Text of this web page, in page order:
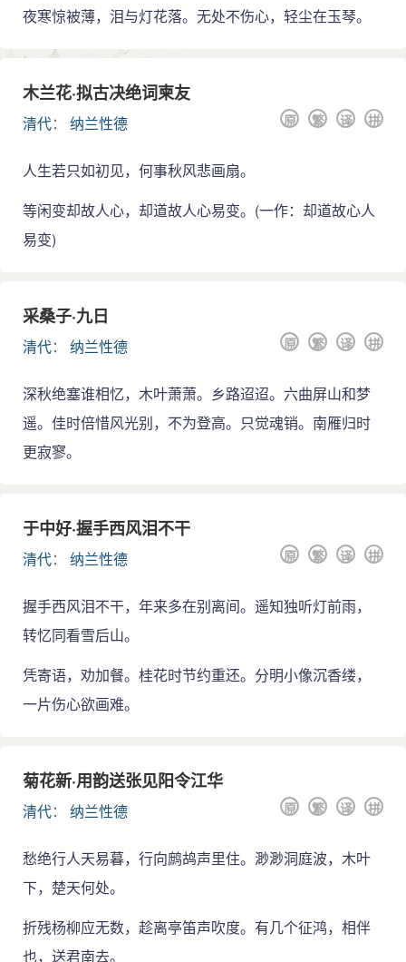
夜寒惊被薄，泪与灯花落。无处不伤心，轻尘在玉琴。
木兰花·拟古决绝词柬友
清代： 纳兰性德 拼
译
繁
原
人生若只如初见，何事秋风悲画扇。
等闲变却故人心，却道故人心易变。(一作：却道故心人
易变)
采桑子·九日
清代： 纳兰性德 拼
译
繁
原
深秋绝塞谁相忆，木叶萧萧。乡路迢迢。六曲屏山和梦
遥。佳时倍惜风光别，不为登高。只觉魂销。南雁归时
更寂寥。
于中好·握手西风泪不干
清代： 纳兰性德 拼
译
繁
原
握手西风泪不干，年来多在别离间。遥知独听灯前雨，
转忆同看雪后山。
凭寄语，劝加餐。桂花时节约重还。分明小像沉香缕，
一片伤心欲画难。
菊花新·用韵送张见阳令江华
清代： 纳兰性德 拼
译
繁
原
愁绝行人天易暮，行向鹧鸪声里住。渺渺洞庭波，木叶
下，楚天何处。
折残杨柳应无数，趁离亭笛声吹度。有几个征鸿，相伴
也，送君南去。